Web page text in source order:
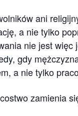
ani
a nie tylko
nie jest
gdy
a nie tylko
zamienia